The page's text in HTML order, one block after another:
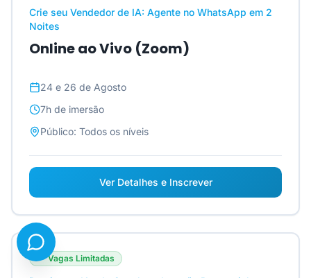
Crie seu Vendedor de IA: Agente no WhatsApp em 2
Noites
Online ao Vivo (Zoom)
24 e 26 de Agosto
7h de imersão
Público: Todos os níveis
Ver Detalhes e Inscrever
Vagas Limitadas